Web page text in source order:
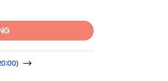
30mA số lượng